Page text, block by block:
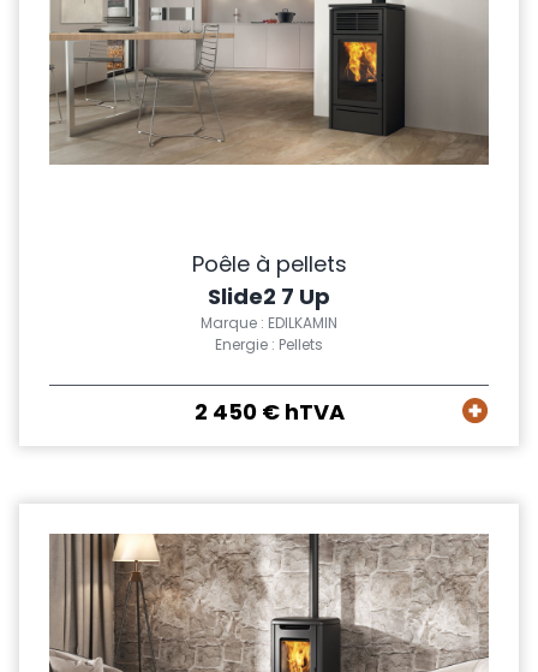
Poêle à pellets
Slide2 7 Up
Marque : EDILKAMIN
Energie : Pellets
2 450 € hTVA